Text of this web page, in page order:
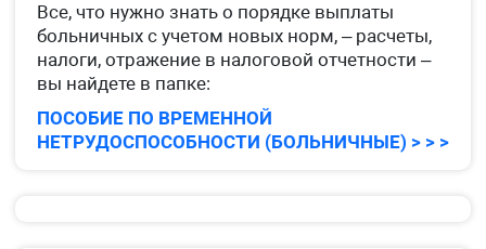
Все, что нужно знать о порядке выплаты
больничных с учетом новых норм, – расчеты,
налоги, отражение в налоговой отчетности –
вы найдете в папке:
ПОСОБИЕ ПО ВРЕМЕННОЙ
НЕТРУДОСПОСОБНОСТИ (БОЛЬНИЧНЫЕ) > > >